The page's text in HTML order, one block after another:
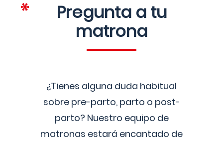
Pregunta a tu
matrona
¿Tienes alguna duda habitual
sobre pre-parto, parto o post-
parto? Nuestro equipo de
matronas estará encantado de